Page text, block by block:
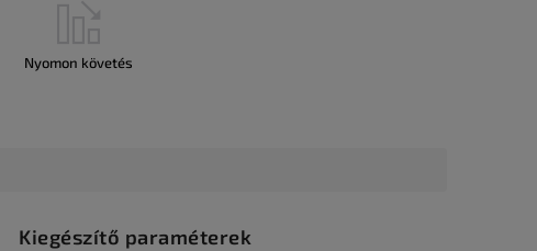
Nyomon követés
Kiegészítő paraméterek